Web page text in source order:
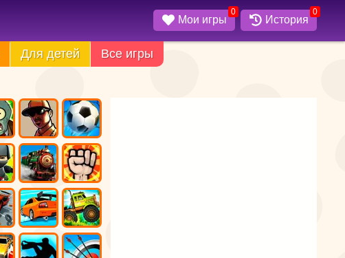
Мои игры
0
История
0
Для детей Все игры